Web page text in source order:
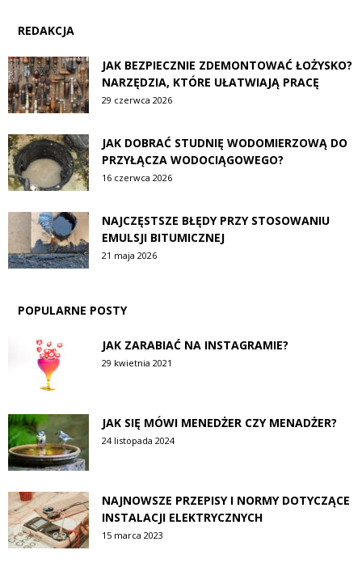
REDAKCJA
JAK BEZPIECZNIE ZDEMONTOWAĆ ŁOŻYSKO?
NARZĘDZIA, KTÓRE UŁATWIAJĄ PRACĘ
29 czerwca 2026
JAK DOBRAĆ STUDNIĘ WODOMIERZOWĄ DO
PRZYŁĄCZA WODOCIĄGOWEGO?
16 czerwca 2026
NAJCZĘSTSZE BŁĘDY PRZY STOSOWANIU
EMULSJI BITUMICZNEJ
21 maja 2026
POPULARNE POSTY
JAK ZARABIAĆ NA INSTAGRAMIE?
29 kwietnia 2021
JAK SIĘ MÓWI MENEDŻER CZY MENADŻER?
24 listopada 2024
NAJNOWSZE PRZEPISY I NORMY DOTYCZĄCE
INSTALACJI ELEKTRYCZNYCH
15 marca 2023